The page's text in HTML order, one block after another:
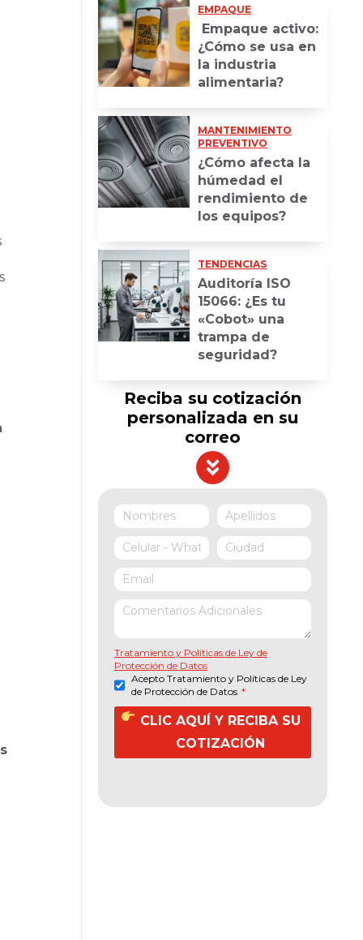
EMPAQUE
Empaque activo:
¿Cómo se usa en
la industria
alimentaria?
MANTENIMIENTO
PREVENTIVO
¿Cómo afecta la
húmedad el
rendimiento de
los equipos?
TENDENCIAS
Auditoría ISO
15066: ¿Es tu
«Cobot» una
trampa de
seguridad?
Reciba su cotización
personalizada en su
correo
Tratamiento y Políticas de Ley de
Protección de Datos
Acepto Tratamiento y Políticas de Ley
de Protección de Datos *
CLIC AQUÍ Y RECIBA SU
COTIZACIÓN